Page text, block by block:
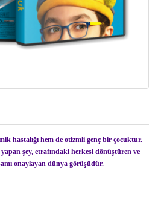
hastalığı hem de otizmli genç bir çocuktur.
şey, etrafındaki herkesi dönüştüren ve
onaylayan dünya görüşüdür.